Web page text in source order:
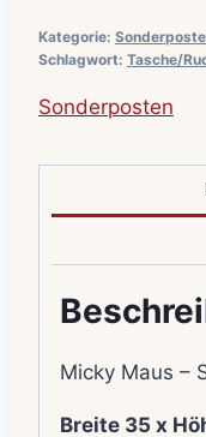
Kategorie:
Schlagwort: Tasche/
Sonderposten
Micky Maus –
Breite 35 x